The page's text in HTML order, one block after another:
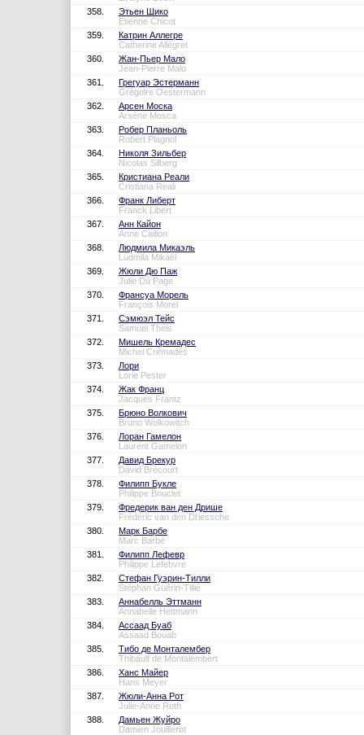
358.
Этьен Шико
Etienne Chicot
359.
Катрин Аллегре
Catherine Allégret
360.
Жан-Пьер Мало
Jean-Pierre Malo
361.
Грегуар Эстерманн
Grégoire Oestermann
362.
Арсен Моска
Arsène Mosca
363.
Робер Планьоль
Robert Plagnol
364.
Николя Зильбер
Nicolas Silberg
365.
Кристиана Реали
Cristiana Reali
366.
Франк Либерт
Franck Libert
367.
Анн Кайон
Anne Caillon
368.
Людмила Микаэль
Ludmila Mikaël
369.
Жюли Дю Паж
Julie Du Page
370.
Франсуа Морель
François Morel
371.
Сэмюэл Тейс
Samuel Theis
372.
Мишель Кремадес
Michel Crémadès
373.
Лори
Lorie Pester
374.
Жак Франц
Jacques Frantz
375.
Брюно Волкович
Bruno Wolkowitch
376.
Лоран Гамелон
Laurent Gamelon
377.
Давид Брекур
David Brécourt
378.
Филипп Букле
Philippe Bouclet
379.
Фредерик ван ден Дрише
Frédéric van den Driessche
380.
Марк Барбе
Marc Barbé
381.
Филипп Лефевр
Philippe Lefebvre
382.
Стефан Гуэрин-Тилли
Stéphan Guérin-Tillié
383.
Аннабелль Эттманн
Annabelle Hettmann
384.
Ассаад Буаб
Assaad Bouab
385.
Тибо де Монталембер
Thibault de Montalembert
386.
Ханс Майер
Hans Meyer
387.
Жюли-Анна Рот
Julie-Anne Roth
388.
Дамьен Жуйро
Damien Jouillerot